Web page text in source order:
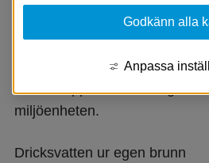
Vatten och avlopp
Tar du dricksvatten ur egen
prover för att säkerställa
små avlopp behöver du göra
miljöenheten.
Dricksvatten ur egen brunn
Godkänn alla
Anpassa